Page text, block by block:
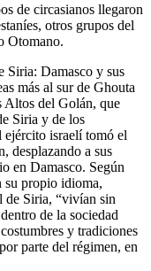
de circasianos llegaron
otros grupos del
Otomano.
Siria: Damasco y sus
más al sur de Ghouta
del Golán, que
Siria y de los
ejército israelí tomó el
desplazando a sus
en Damasco. Según
su propio idioma,
de Siria, “vivían sin
de la sociedad
y tradiciones
parte del régimen, en